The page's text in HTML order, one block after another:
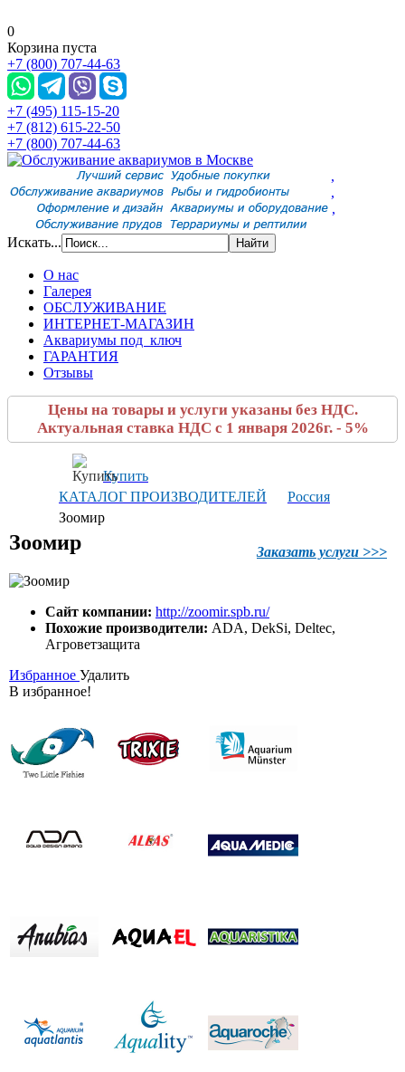
0
Корзина пуста
+7 (800) 707-44-63
+7 (495) 115-15-20
+7 (812) 615-22-50
+7 (800) 707-44-63
,
,
,
Искать...
О нас
Галерея
ОБСЛУЖИВАНИЕ
ИНТЕРНЕТ-МАГАЗИН
Аквариумы под ключ
ГАРАНТИЯ
Отзывы
Цены на товары и услуги указаны без НДС.
Актуальная ставка НДС с 1 января 2026г. - 5%
Купить
КАТАЛОГ ПРОИЗВОДИТЕЛЕЙ
Россия
Зоомир
Заказать услуги >>>
Зоомир
Сайт компании: http://zoomir.spb.ru/
Похожие производители: ADA, DekSi, Deltec,
Агроветзащита
Избранное Удалить
В избранное!